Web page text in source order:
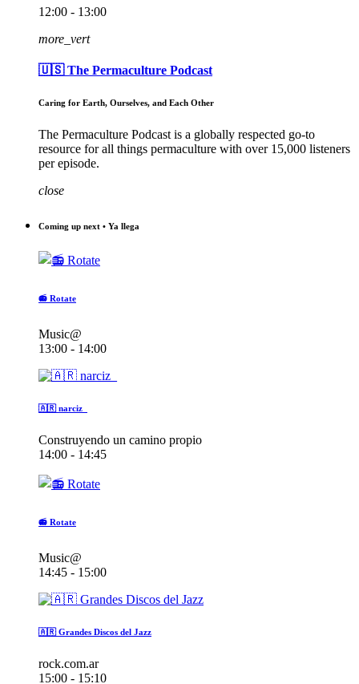
12:00 - 13:00
more_vert
🇺🇸 The Permaculture Podcast
Caring for Earth, Ourselves, and Each Other
The Permaculture Podcast is a globally respected go-to
resource for all things permaculture with over 15,000 listeners
per episode.
close
Coming up next • Ya llega
📻 Rotate
Music@
13:00 - 14:00
🇦🇷 narciz_
Construyendo un camino propio
14:00 - 14:45
📻 Rotate
Music@
14:45 - 15:00
🇦🇷 Grandes Discos del Jazz
rock.com.ar
15:00 - 15:10